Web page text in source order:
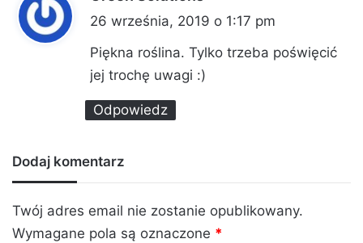
i
s
26 września, 2019 o 1:17 pm
Piękna roślina. Tylko trzeba poświęcić
jej trochę uwagi :)
Odpowiedz
Dodaj komentarz
Twój adres email nie zostanie opublikowany.
Wymagane pola są oznaczone *